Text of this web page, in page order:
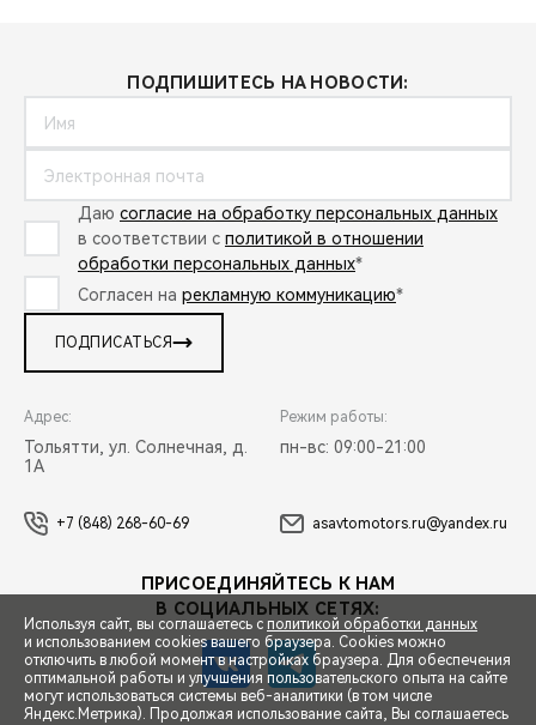
СПЕЦПРЕДЛОЖЕНИЯ
ПОДПИШИТЕСЬ НА НОВОСТИ:
Даю согласие на обработку персональных данных
в соответствии с политикой в отношении
обработки персональных данных*
Согласен на рекламную коммуникацию*
ПОДПИСАТЬСЯ
Адрес:
Тольятти, ул. Солнечная, д.
1А
Режим работы:
пн-вс: 09:00-21:00
+7 (848) 268-60-69 asavtomotors.ru@yandex.ru
ПРИСОЕДИНЯЙТЕСЬ К НАМ
В СОЦИАЛЬНЫХ СЕТЯХ:
Используя сайт, вы соглашаетесь с политикой обработки данных
и использованием cookies вашего браузера. Cookies можно
отключить в любой момент в настройках браузера. Для обеспечения
оптимальной работы и улучшения пользовательского опыта на сайте
могут использоваться системы веб-аналитики (в том числе
Яндекс.Метрика). Продолжая использование сайта, Вы соглашаетесь